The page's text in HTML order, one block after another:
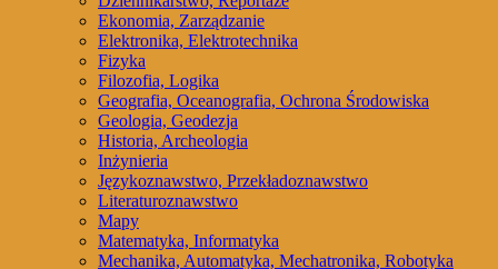
Ekonomia, Zarządzanie
Elektronika, Elektrotechnika
Fizyka
Filozofia, Logika
Geografia, Oceanografia, Ochrona Środowiska
Geologia, Geodezja
Historia, Archeologia
Inżynieria
Językoznawstwo, Przekładoznawstwo
Literaturoznawstwo
Mapy
Matematyka, Informatyka
Mechanika, Automatyka, Mechatronika, Robotyka